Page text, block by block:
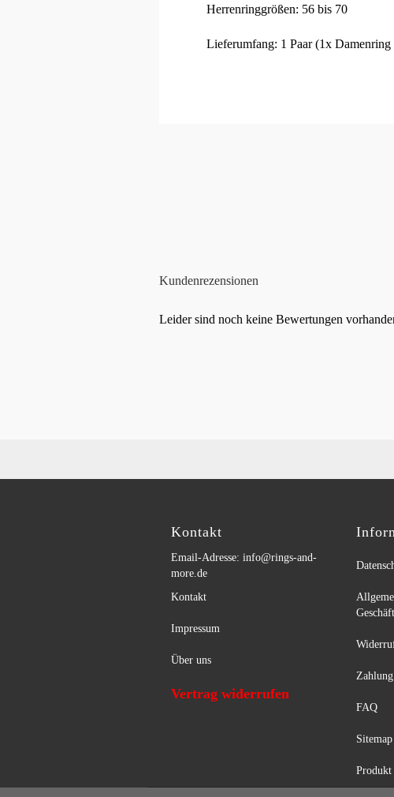
Herrenringgrößen: 56 bis 70
Lieferumfang: 1 Paar (1x
Kundenrezensionen
Leider sind noch keine Bewertungen
Kontakt
Email-Adresse: info@rings-and-
more.de
Kontakt
Impressum
Über uns
Vertrag widerrufen
FAQ
Sitemap
Produkt